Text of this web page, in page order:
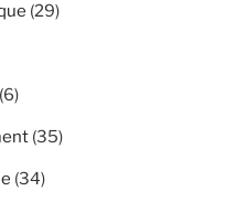
(29)
(6)
(35)
(34)